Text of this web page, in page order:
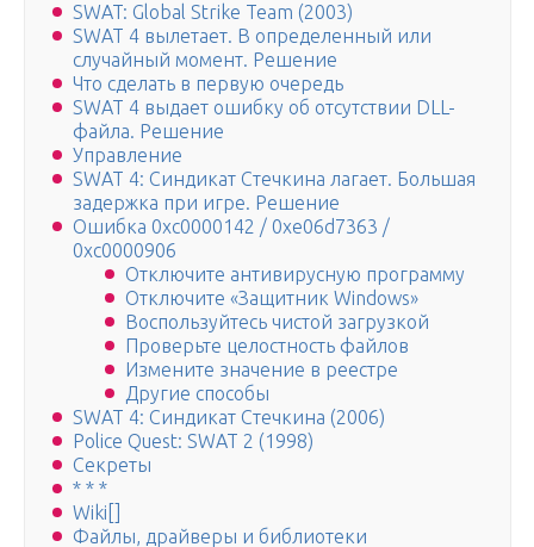
SWAT: Global Strike Team (2003)
SWAT 4 вылетает. В определенный или
случайный момент. Решение
Что сделать в первую очередь
SWAT 4 выдает ошибку об отсутствии DLL-
файла. Решение
Управление
SWAT 4: Синдикат Стечкина лагает. Большая
задержка при игре. Решение
Ошибка 0xc0000142 / 0xe06d7363 /
0xc0000906
Отключите антивирусную программу
Отключите «Защитник Windows»
Воспользуйтесь чистой загрузкой
Проверьте целостность файлов
Измените значение в реестре
Другие способы
SWAT 4: Синдикат Стечкина (2006)
Police Quest: SWAT 2 (1998)
Секреты
* * *
Wiki[]
Файлы, драйверы и библиотеки